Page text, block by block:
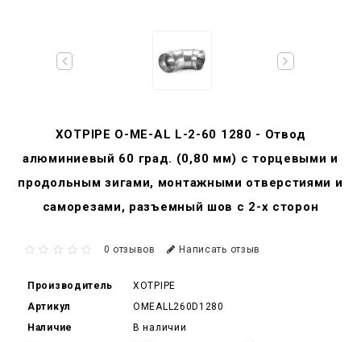
XOTPIPE O-ME-AL L-2-60 1280 - Отвод
алюминиевый 60 град. (0,80 мм) с торцевыми и
продольным зигами, монтажными отверстиями и
саморезами, разъемный шов с 2-х сторон
0 отзывов Написать отзыв
Производитель
XOTPIPE
Артикул
OMEALL260D1280
Наличие
В наличии